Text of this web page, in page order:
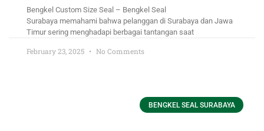
Bengkel Custom Size Seal – Bengkel Seal
Surabaya memahami bahwa pelanggan di Surabaya dan Jawa
Timur sering menghadapi berbagai tantangan saat
February 23, 2025 No Comments
BENGKEL SEAL SURABAYA